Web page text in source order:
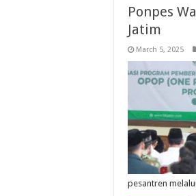
Ponpes
Jatim
March 5, 2025
pesantren